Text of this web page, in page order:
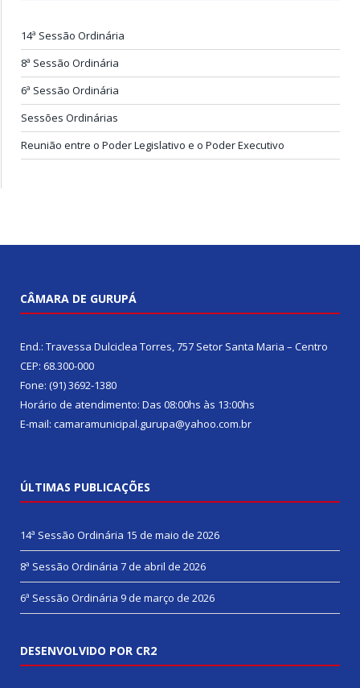
14ª Sessão Ordinária
8ª Sessão Ordinária
6ª Sessão Ordinária
Sessões Ordinárias
Reunião entre o Poder Legislativo e o Poder Executivo
CÂMARA DE GURUPÁ
End.: Travessa Dulciclea Torres, 757 Setor Santa Maria – Centro
CEP: 68.300-000
Fone: (91) 3692-1380
Horário de atendimento: Das 08:00hs às 13:00hs
E-mail: camaramunicipal.gurupa@yahoo.com.br
ÚLTIMAS PUBLICAÇÕES
14ª Sessão Ordinária 15 de maio de 2026
8ª Sessão Ordinária 7 de abril de 2026
6ª Sessão Ordinária 9 de março de 2026
DESENVOLVIDO POR CR2